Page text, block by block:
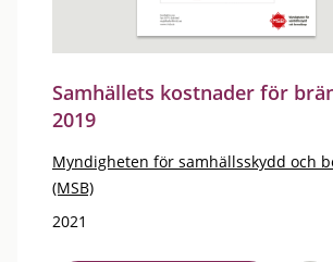
Samhällets kostnader för
2019
Myndigheten för samhällsskydd och
(MSB)
2021